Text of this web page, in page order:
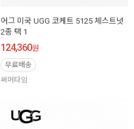
어그 미국 UGG 코케트 5125 체스트넛
2종 택 1
124,360원
무료배송
써머타임